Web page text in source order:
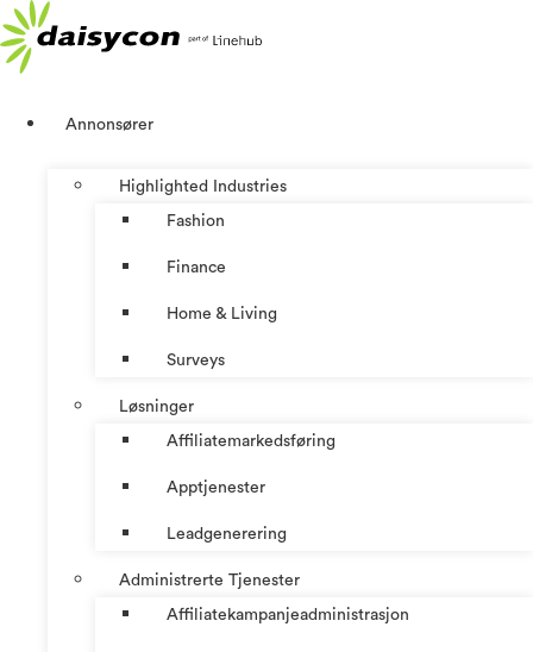
Skip
to
content
Annonsører
Highlighted Industries
Fashion
Finance
Home & Living
Surveys
Løsninger
Affiliatemarkedsføring
Apptjenester
Leadgenerering
Administrerte Tjenester
Affiliatekampanjeadministrasjon